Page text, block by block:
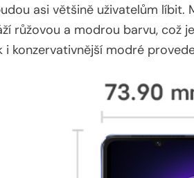
asi většině uživatelům líbit.
růžovou a modrou barvu, což
i konzervativnější modré